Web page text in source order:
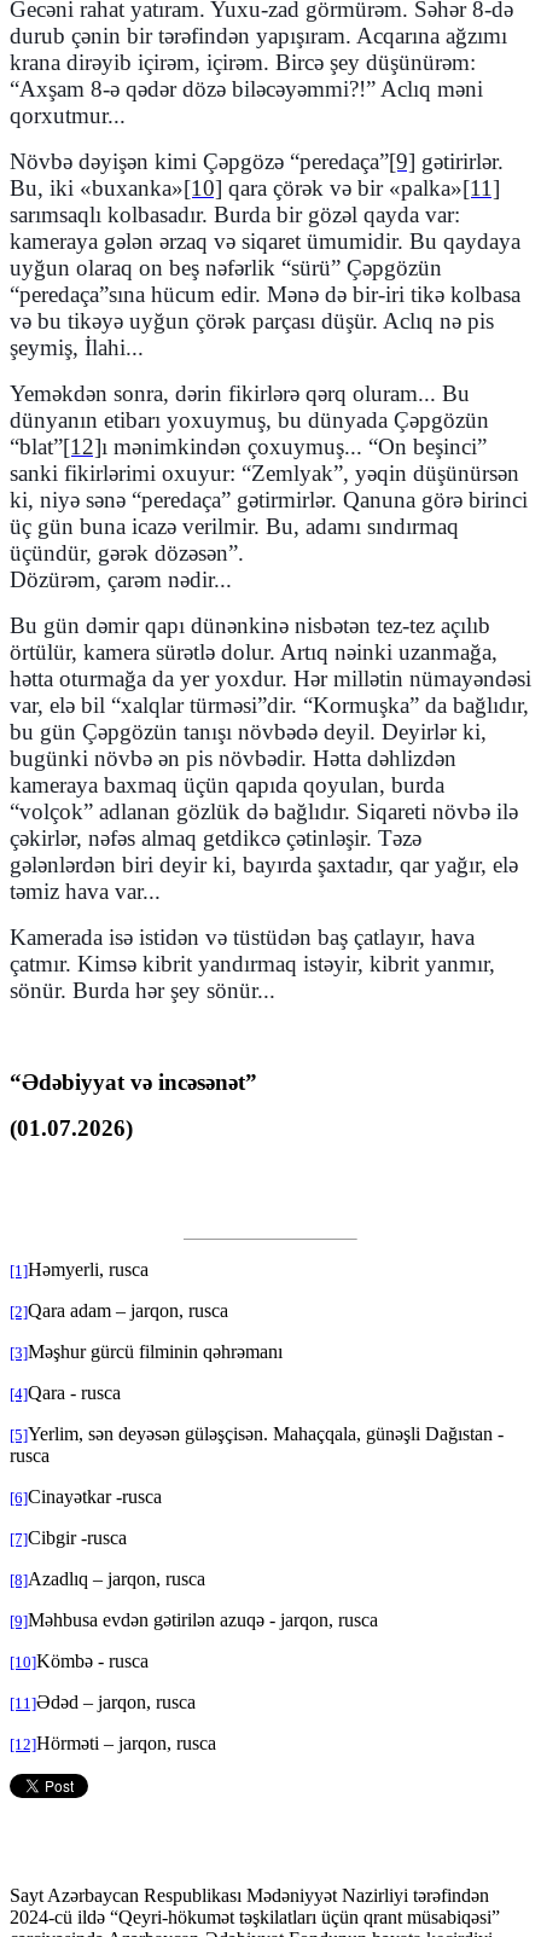
Gecəni rahat yatıram. Yuxu-zad görmürəm. Səhər 8-də
durub çənin bir tərəfindən yapışıram. Acqarına ağzımı
krana dirəyib içirəm, içirəm. Bircə şey düşünürəm:
“Axşam 8-ə qədər dözə biləcəyəmmi?!” Aclıq məni
qorxutmur...
Növbə dəyişən kimi Çəpgözə “peredaça”[9] gətirirlər.
Bu, iki «buxanka»[10] qara çörək və bir «palka»[11]
sarımsaqlı kolbasadır. Burda bir gözəl qayda var:
kameraya gələn ərzaq və siqaret ümumidir. Bu qaydaya
uyğun olaraq on beş nəfərlik “sürü” Çəpgözün
“peredaça”sına hücum edir. Mənə də bir-iri tikə kolbasa
və bu tikəyə uyğun çörək parçası düşür. Aclıq nə pis
şeymiş, İlahi...
Yeməkdən sonra, dərin fikirlərə qərq oluram... Bu
dünyanın etibarı yoxuymuş, bu dünyada Çəpgözün
“blat”[12]ı mənimkindən çoxuymuş... “On beşinci”
sanki fikirlərimi oxuyur: “Zemlyak”, yəqin düşünürsən
ki, niyə sənə “peredaça” gətirmirlər. Qanuna görə birinci
üç gün buna icazə verilmir. Bu, adamı sındırmaq
üçündür, gərək dözəsən”.
Dözürəm, çarəm nədir...
Bu gün dəmir qapı dünənkinə nisbətən tez-tez açılıb
örtülür, kamera sürətlə dolur. Artıq nəinki uzanmağa,
hətta oturmağa da yer yoxdur. Hər millətin nümayəndəsi
var, elə bil “xalqlar türməsi”dir. “Kormuşka” da bağlıdır,
bu gün Çəpgözün tanışı növbədə deyil. Deyirlər ki,
bugünki növbə ən pis növbədir. Hətta dəhlizdən
kameraya baxmaq üçün qapıda qoyulan, burda
“volçok” adlanan gözlük də bağlıdır. Siqareti növbə ilə
çəkirlər, nəfəs almaq getdikcə çətinləşir. Təzə
gələnlərdən biri deyir ki, bayırda şaxtadır, qar yağır, elə
təmiz hava var...
Kamerada isə istidən və tüstüdən baş çatlayır, hava
çatmır. Kimsə kibrit yandırmaq istəyir, kibrit yanmır,
sönür. Burda hər şey sönür...
“Ədəbiyyat və incəsənət”
(01.07.2026)
[1]Həmyerli, rusca
[2]Qara adam – jarqon, rusca
[3]Məşhur gürcü filminin qəhrəmanı
[4]Qara - rusca
[5]Yerlim, sən deyəsən güləşçisən. Mahaçqala, günəşli Dağıstan -
rusca
[6]Cinayətkar -rusca
[7]Cibgir -rusca
[8]Azadlıq – jarqon, rusca
[9]Məhbusa evdən gətirilən azuqə - jarqon, rusca
[10]Kömbə - rusca
[11]Ədəd – jarqon, rusca
[12]Hörməti – jarqon, rusca
Sayt Azərbaycan Respublikası Mədəniyyət Nazirliyi tərəfindən
2024-cü ildə “Qeyri-hökumət təşkilatları üçün qrant müsabiqəsi”